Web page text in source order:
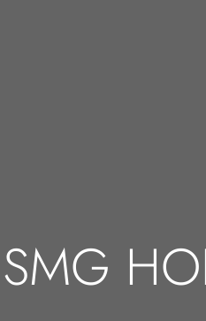
SMG